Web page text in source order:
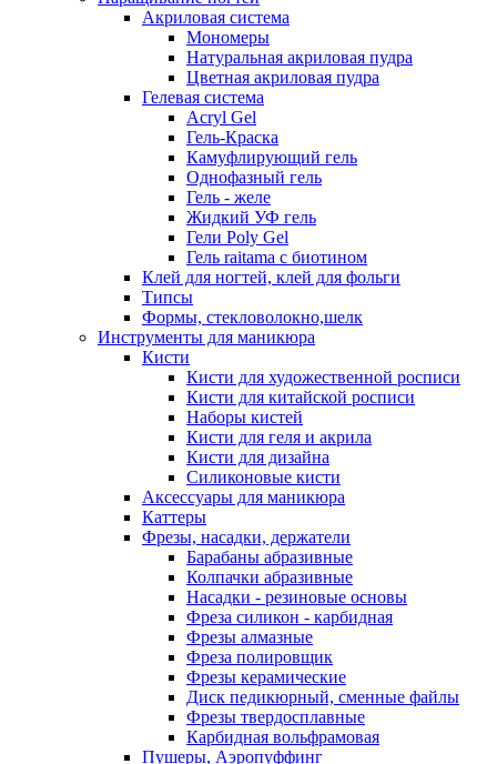
Акриловая система
Мономеры
Натуральная акриловая пудра
Цветная акриловая пудра
Гелевая система
Acryl Gel
Гель-Краска
Камуфлирующий гель
Однофазный гель
Гель - желе
Жидкий УФ гель
Гели Poly Gel
Гель raitama с биотином
Клей для ногтей, клей для фольги
Типсы
Формы, стекловолокно,шелк
Инструменты для маникюра
Кисти
Кисти для художественной росписи
Кисти для китайской росписи
Наборы кистей
Кисти для геля и акрила
Кисти для дизайна
Силиконовые кисти
Аксессуары для маникюра
Каттеры
Фрезы, насадки, держатели
Барабаны абразивные
Колпачки абразивные
Насадки - резиновые основы
Фреза силикон - карбидная
Фрезы алмазные
Фреза полировщик
Фрезы керамические
Диск педикюрный, сменные файлы
Фрезы твердосплавные
Карбидная вольфрамовая
Пушеры, Аэропуффинг